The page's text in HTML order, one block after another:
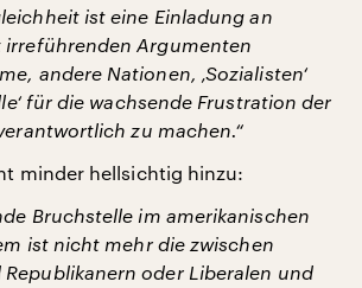
ist eine Einladung an
irreführenden Argumenten
andere Nationen, ‚Sozialisten‘
für die wachsende Frustration der
zu machen.“
minder hellsichtig hinzu:
Bruchstelle im amerikanischen
ist nicht mehr die zwischen
oder Liberalen und